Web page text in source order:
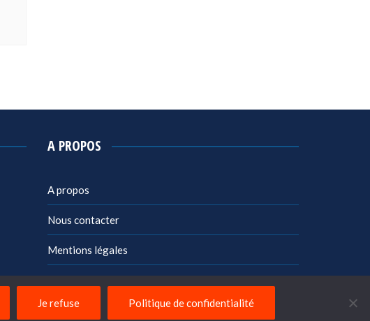
A PROPOS
A propos
Nous contacter
Mentions légales
Politique de confidentialité
Je refuse Politique de confidentialité